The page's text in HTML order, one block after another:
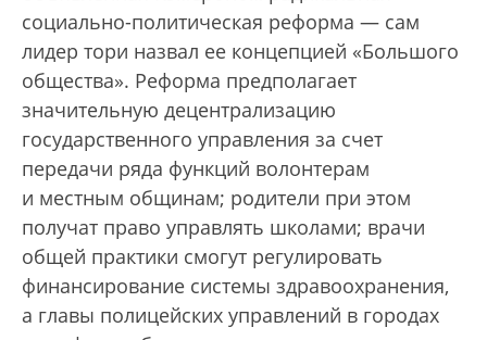
социально-политическая реформа — сам
лидер тори назвал ее концепцией «Большого
общества». Реформа предполагает
значительную децентрализацию
государственного управления за счет
передачи ряда функций волонтерам
и местным общинам; родители при этом
получат право управлять школами; врачи
общей практики смогут регулировать
финансирование системы здравоохранения,
а главы полицейских управлений в городах